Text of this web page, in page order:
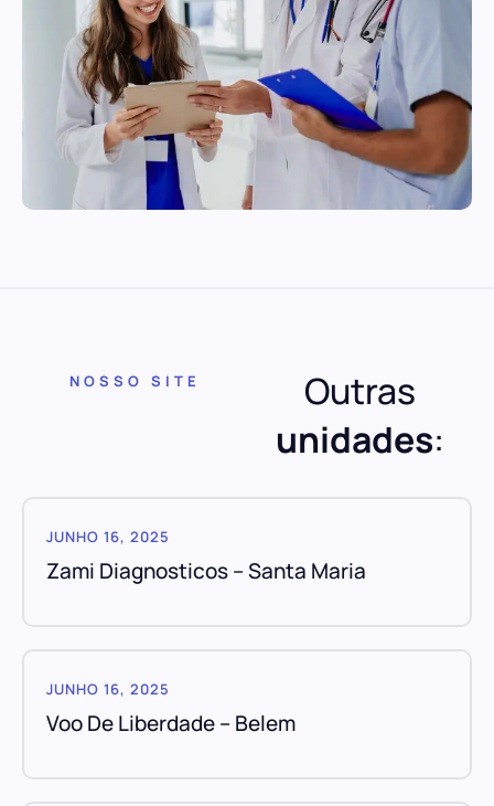
NOSSO SITE
Outras
unidades:
JUNHO 16, 2025
Zami Diagnosticos – Santa Maria
JUNHO 16, 2025
Voo De Liberdade – Belem